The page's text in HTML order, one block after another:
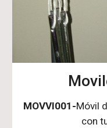
MOVVI001-Móvil
con